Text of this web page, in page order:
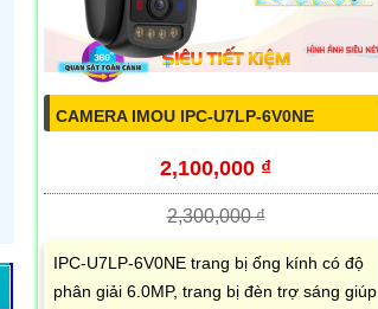
CAMERA IMOU IPC-U7LP-6V0NE
2,100,000 ₫
2,300,000 ₫
IPC-U7LP-6V0NE trang bị ống kính có độ
phân giải 6.0MP, trang bị đèn trợ sáng giúp